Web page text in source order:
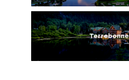
Terrebonne